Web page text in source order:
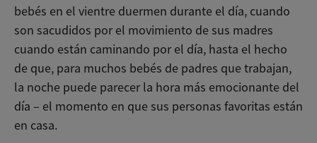
bebés en el vientre duermen durante el día, cuando
son sacudidos por el movimiento de sus madres
cuando están caminando por el día, hasta el hecho
de que, para muchos bebés de padres que trabajan,
la noche puede parecer la hora más emocionante del
día – el momento en que sus personas favoritas están
en casa.